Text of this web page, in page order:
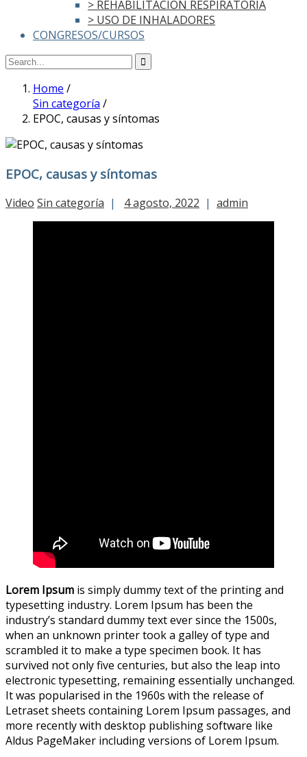
> REHABILITACIÓN RESPIRATORIA
> USO DE INHALADORES
CONGRESOS/CURSOS
Home /
Sin categoría /
EPOC, causas y síntomas
EPOC, causas y síntomas
Video Sin categoría | 4 agosto, 2022 | admin
Lorem Ipsum is simply dummy text of the printing and
typesetting industry. Lorem Ipsum has been the
industry’s standard dummy text ever since the 1500s,
when an unknown printer took a galley of type and
scrambled it to make a type specimen book. It has
survived not only five centuries, but also the leap into
electronic typesetting, remaining essentially unchanged.
It was popularised in the 1960s with the release of
Letraset sheets containing Lorem Ipsum passages, and
more recently with desktop publishing software like
Aldus PageMaker including versions of Lorem Ipsum.